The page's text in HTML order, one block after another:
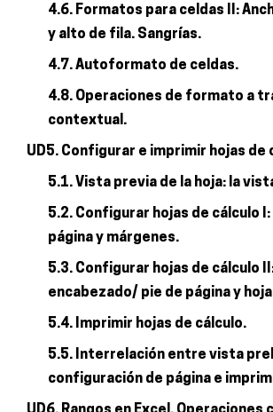
4.6. Formatos para celdas II:
y alto de fila. Sangrías.
4.7. Autoformato de celdas.
4.8. Operaciones de formato a
contextual.
UD5. Configurar e imprimir hojas de
5.1. Vista previa de la hoja: la
5.2. Configurar hojas de cálculo
página y márgenes.
5.3. Configurar hojas de cálculo
encabezado/ pie de página y
5.4. Imprimir hojas de cálculo.
5.5. Interrelación entre vista
configuración de página e